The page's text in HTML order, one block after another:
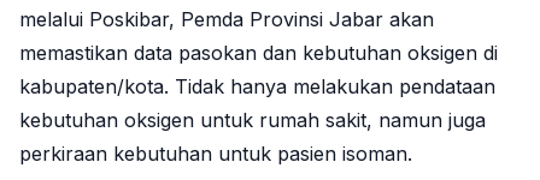
melalui Poskibar, Pemda Provinsi Jabar akan
memastikan data pasokan dan kebutuhan oksigen di
kabupaten/kota. Tidak hanya melakukan pendataan
kebutuhan oksigen untuk rumah sakit, namun juga
perkiraan kebutuhan untuk pasien isoman.